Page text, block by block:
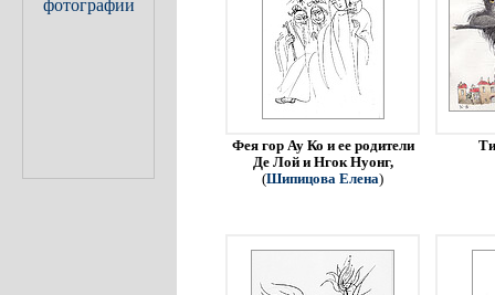
Фея гор Ау Ко и ее родители
Де Лой и Нгок Нуонг,
(Шипицова Елена)